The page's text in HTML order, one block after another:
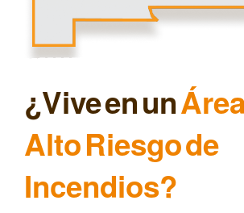
¿Vive en un
Alto Riesgo de
Incendios?